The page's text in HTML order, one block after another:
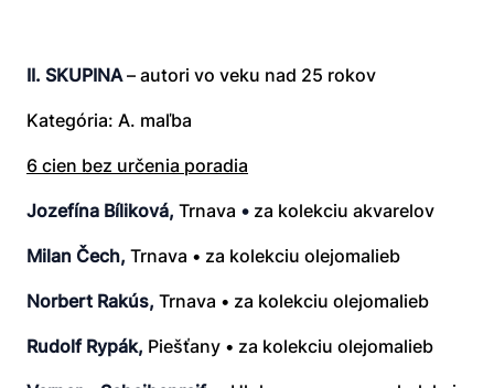
II. SKUPINA– autori vo veku nad 25 rokov
Kategória: A. maľba
6 cien bez určenia poradia
Jozefína Bíliková, Trnava • za kolekciu akvarelov
Milan Čech, Trnava • za kolekciu olejomalieb
Norbert Rakús, Trnava • za kolekciu olejomalieb
Rudolf Rypák, Piešťany • za kolekciu olejomalieb